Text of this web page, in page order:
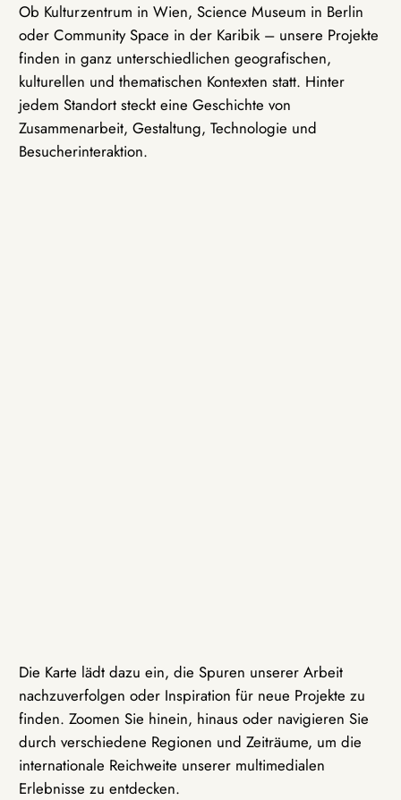
Ob Kulturzentrum in Wien, Science Museum in Berlin
oder Community Space in der Karibik – unsere Projekte
finden in ganz unterschiedlichen geografischen,
kulturellen und thematischen Kontexten statt. Hinter
jedem Standort steckt eine Geschichte von
Zusammenarbeit, Gestaltung, Technologie und
Besucherinteraktion.
Die Karte lädt dazu ein, die Spuren unserer Arbeit
nachzuverfolgen oder Inspiration für neue Projekte zu
finden. Zoomen Sie hinein, hinaus oder navigieren Sie
durch verschiedene Regionen und Zeiträume, um die
internationale Reichweite unserer multimedialen
Erlebnisse zu entdecken.